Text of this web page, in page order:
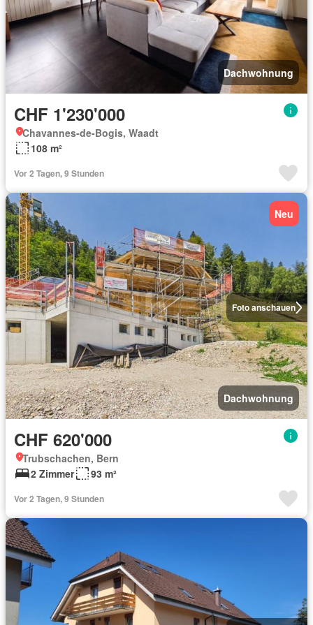
Dachwohnung
CHF 1'230'000
Chavannes-de-Bogis, Waadt
108 m²
Vor 2 Tagen, 9 Stunden
Foto anschauen
Neu
Dachwohnung
CHF 620'000
Trubschachen, Bern
2 Zimmer
93 m²
Vor 2 Tagen, 9 Stunden